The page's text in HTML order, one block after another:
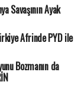
Savaşının Ayak
Afrinde PYD ile
Bozmanın da